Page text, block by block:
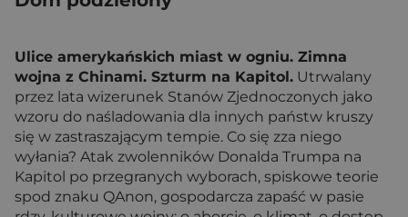
Ulice amerykańskich miast w ogniu. Zimna
wojna z Chinami. Szturm na Kapitol. Utrwalany
przez lata wizerunek Stanów Zjednoczonych jako
wzoru do naśladowania dla innych państw kruszy
się w zastraszającym tempie. Co się zza niego
wyłania? Atak zwolenników Donalda Trumpa na
Kapitol po przegranych wyborach, spiskowe teorie
spod znaku QAnon, gospodarcza zapaść w pasie